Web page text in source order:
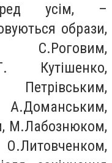
усім, –
образи,
Кутішенко,
М.Лабознюком,